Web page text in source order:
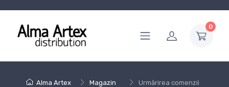
0
Alma Artex Magazin Urmărirea comenzii